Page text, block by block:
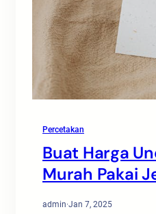
Percetakan
Buat Harga
Murah Pakai
admin·Jan 7, 2025